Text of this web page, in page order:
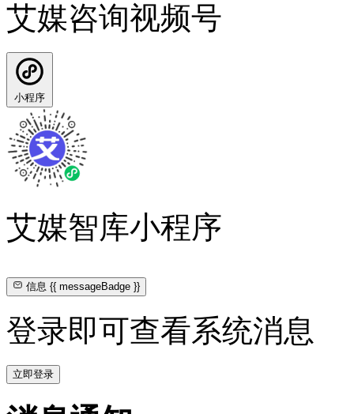
艾媒咨询视频号
小程序
艾媒智库小程序
信息{{ messageBadge }}
登录即可查看系统消息
立即登录